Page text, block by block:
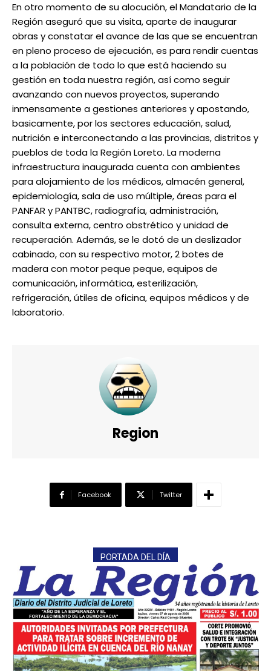
En otro momento de su alocución, el Mandatario de la
Región aseguró que su visita, aparte de inaugurar
obras y constatar el avance de las que se encuentran
en pleno proceso de ejecución, es para rendir cuentas
a la población de todo lo que está haciendo su
gestión en toda nuestra región, así como seguir
avanzando con nuevos proyectos, superando
inmensamente a gestiones anteriores y apostando,
basicamente, por los sectores educación, salud,
nutrición e interconectando a las provincias, distritos y
pueblos de toda la Región Loreto. La moderna
infraestructura inaugurada cuenta con ambientes
para alojamiento de los médicos, almacén general,
epidemiología, sala de uso múltiple, áreas para el
PANFAR y PANTBC, radiografía, administración,
consulta externa, centro obstrético y unidad de
recuperación. Además, se le dotó de un deslizador
cabinado, con su respectivo motor, 2 botes de
madera con motor peque peque, equipos de
comunicación, informática, esterilización,
refrigeración, útiles de oficina, equipos médicos y de
laboratorio.
Region
Facebook Twitter
PORTADA DEL DÍA